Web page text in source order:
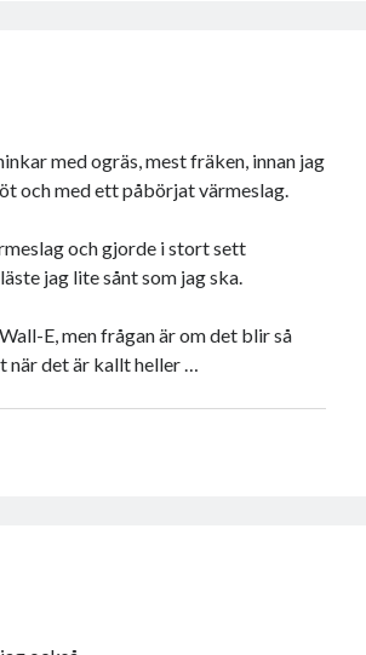
med ogräs, mest fräken, innan jag
och med ett påbörjat värmeslag.
och gjorde i stort sett
jag lite sånt som jag ska.
E, men frågan är om det blir så
när det är kallt heller …